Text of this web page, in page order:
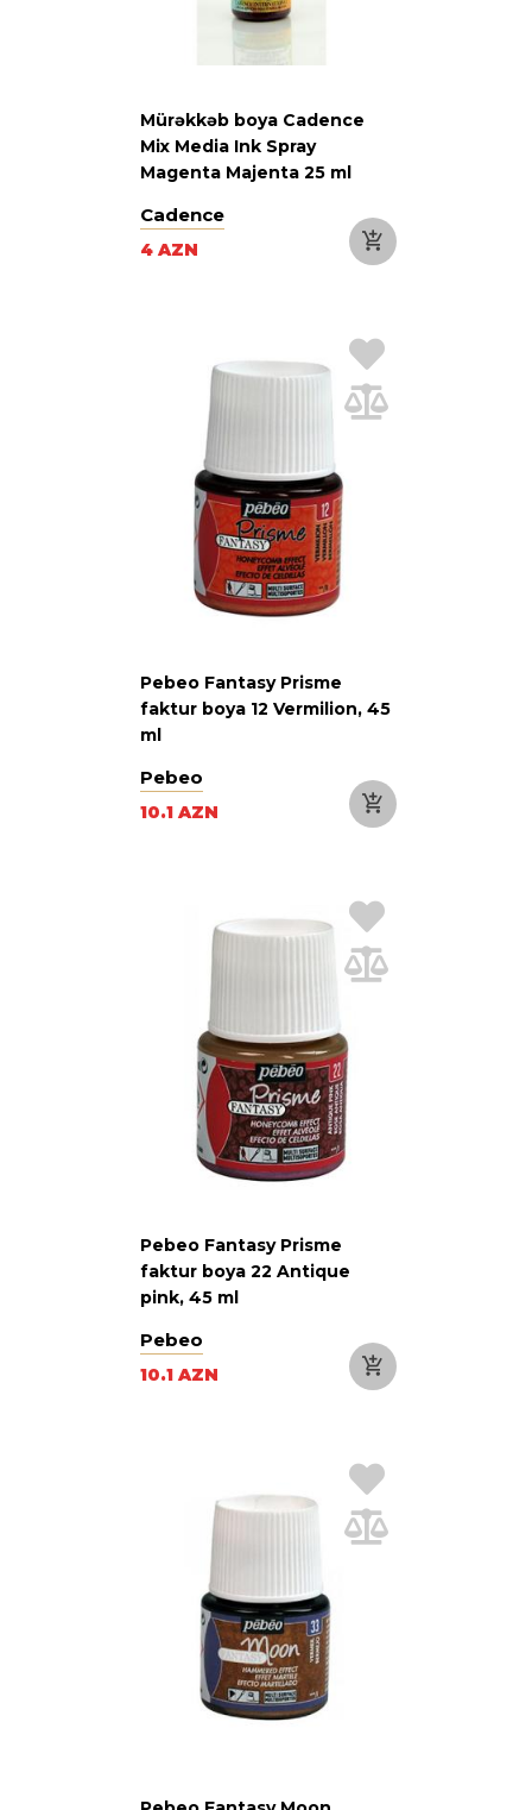
Mürəkkəb boya Cadence
Mix Media Ink Spray
Magenta Majenta 25 ml
Cadence
4 AZN
Pebeo Fantasy Prisme
faktur boya 12 Vermilion, 45
ml
Pebeo
10.1 AZN
Pebeo Fantasy Prisme
faktur boya 22 Antique
pink, 45 ml
Pebeo
10.1 AZN